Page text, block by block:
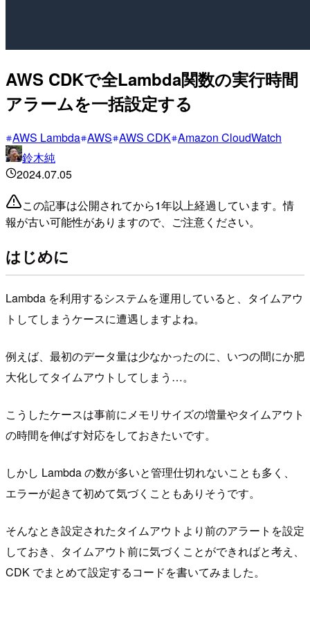
AWS CDKで全Lambda関数の実行時間
アラームを一括設定する
AWS Lambda AWS AWS CDK Amazon CloudWatch
鈴木純
2024.07.05
この記事は公開されてから1年以上経過しています。情
報が古い可能性がありますので、ご注意ください。
はじめに
Lambda を利用するシステムを運用していると、タイムアウ
トしてしまうケースに遭遇しますよね。
例えば、最初のデータ量は少なかったのに、いつの間にか肥
大化してタイムアウトしてしまう…。
こうしたケースは事前にメモリサイズの増量やタイムアウト
の時間を伸ばす対応をしておきたいです。
しかし Lambda の数が多いと管理仕切れないことも多く、
エラーが起きて初めて気づくこともありそうです。
そんなとき設定されたタイムアウトより前のアラートを設定
しておき、タイムアウト前に気づくことができればと考え、
CDK でまとめて設定するコードを書いてみました。